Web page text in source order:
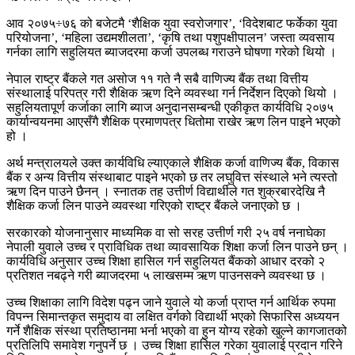
आव २०७५÷७६ को बजेटमै ‘शैक्षिक युवा स्वरोजगार’, ‘विदेशबाट फर्केका युवा
परियोजना’, ‘महिला उद्यमशीलता’, ‘कृषि तथा पशुपक्षीपालन’ जस्ता व्यवसाय
गर्नका लागि सहुलियत ब्याजदरमा कर्जा उपलब्ध गराउने घोषणा गरेको थियो ।
नेपाल राष्ट्र बैंकले गत असोज ११ गते नै सबै वाणिज्य बैंक तथा वित्तीय
संस्थालाई परिपत्र गरी शैक्षिक ऋण दिने व्यवस्था गर्न निर्देशन दिएको थियो ।
सहुलियतापूर्ण कर्जाका लागि ब्याज अनुदानसम्बन्धी एकीकृत कार्यविधि २०७५
कार्यान्वयनमा आएसँगै शैक्षिक प्रमाणपत्र धितोमा राखेर ऋण लिन पाइने भएको
हो ।
अर्थ मन्त्रालयले उक्त कार्यविधि ल्याएकाले शैक्षिक कर्जा वाणिज्य बैंक, विकास
बैंक र अन्य वित्तीय संस्थाबाट पाइने भएको छ तर लघुवित्त संस्थाले भने त्यस्तो
ऋण दिन पाउने छैनन् । स्नातक तह उत्तीर्ण विद्यार्थीले गत शुक्रबारदेखि नै
शैक्षिक कर्जा लिन पाउने व्यवस्था गरिएको राष्ट्र बैंकले जनाएको छ ।
सरकारको योजनानुसार माध्यमिक वा सो सरह उत्तीर्ण गरी २५ वर्ष ननाघेका
नेपाली युवाले उच्च र प्राविधिक तथा व्यावसायिक शिक्षा कर्जा लिन पाउने छन् ।
कार्यविधि अनुसार उच्च शिक्षा हासिल गर्न सहुलियत बैंकको आधार दरको २
प्रतिशत नबढ्ने गरी ब्याजदरमा ५ लाखसम्म ऋण पाउनसक्ने व्यवस्था छ ।
उच्च शिक्षाका लागि विदेश पढ्न जाने युवाले यो कर्जा प्राप्त गर्न आर्थिक रुपमा
विपन्न सिमान्तकृत समुदाय वा लक्षित वर्गको विद्यार्थी भएको सिफारिस अध्ययन
गर्ने शैक्षिक संस्था प्रतिष्ठानमा भर्ना भएको वा हुन योग्य रहेको खुल्ने कागजातको
प्रतिलिपि समावेश गनुपर्ने छ । उच्च शिक्षा हासिल गरेका युवालाई प्रदान गरिने